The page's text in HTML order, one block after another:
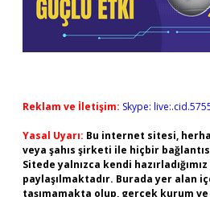
Reklam ve İletişim: Skype:
Yasal Uyarı: Bu internet sitesi,
veya şahıs şirketi ile hiçbir
Sitede yalnızca kendi
paylaşılmaktadır. Burada yer alan
taşımamakta olup, gerçek kurum